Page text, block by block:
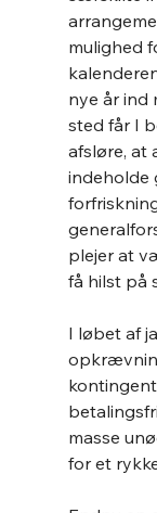
mulighed
nye år ind
sted får I
afsløre, at
indeholde
plejer at
få hilst på
I løbet af
masse
for et